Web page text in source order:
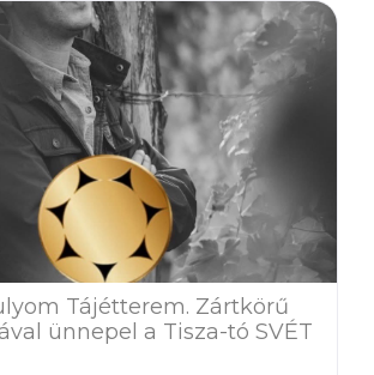
Tájétterem. Zártkörű
ünnepel a Tisza-tó SVÉT